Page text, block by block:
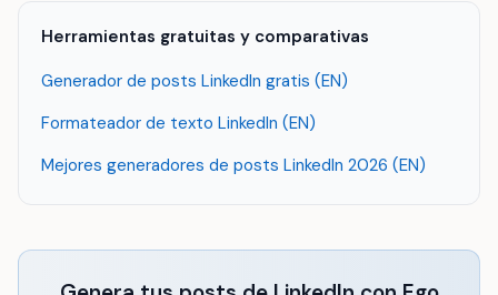
Herramientas gratuitas y comparativas
Generador de posts LinkedIn gratis (EN)
Formateador de texto LinkedIn (EN)
Mejores generadores de posts LinkedIn 2026 (EN)